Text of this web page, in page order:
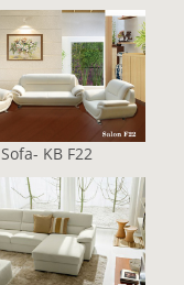
Sofa- KB F22